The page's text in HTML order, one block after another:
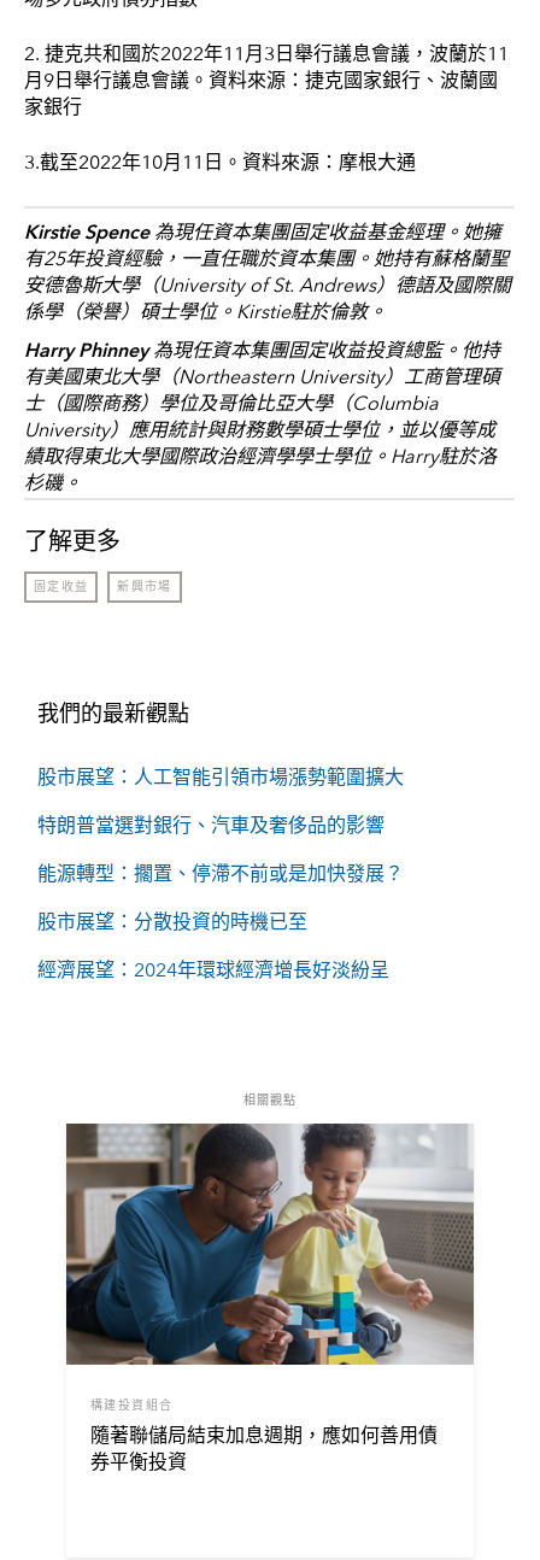
2. 捷克共和國於2022年11月3日舉行議息會議，波蘭於11
月9日舉行議息會議。資料來源：捷克國家銀行、波蘭國
家銀行
3.截至2022年10月11日。資料來源：摩根大通
Kirstie Spence 為現任資本集團固定收益基金經理。她擁
有25年投資經驗，一直任職於資本集團。她持有蘇格蘭聖
安德魯斯大學（University of St. Andrews）德語及國際關
係學（榮譽）碩士學位。Kirstie駐於倫敦。
Harry Phinney為現任資本集團固定收益投資總監。他持
有美國東北大學（Northeastern University）工商管理碩
士（國際商務）學位及哥倫比亞大學（Columbia
University）應用統計與財務數學碩士學位，並以優等成
績取得東北大學國際政治經濟學學士學位。Harry駐於洛
杉磯。
了解更多
固定收益 新興市場
我們的最新觀點
股市展望：人工智能引領市場漲勢範圍擴大
特朗普當選對銀行、汽車及奢侈品的影響
能源轉型：擱置、停滯不前或是加快發展？
股市展望：分散投資的時機已至
經濟展望：2024年環球經濟增長好淡紛呈
相關觀點
構建投資組合
隨著聯儲局結束加息週期，應如何善用債
券平衡投資